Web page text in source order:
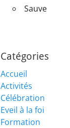
Sauve
Catégories
Accueil
Activités
Célébration
Eveil à la foi
Formation